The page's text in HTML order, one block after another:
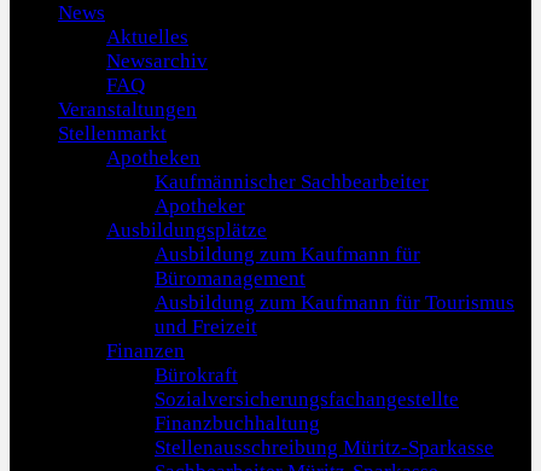
News
Aktuelles
Newsarchiv
FAQ
Veranstaltungen
Stellenmarkt
Apotheken
Kaufmännischer Sachbearbeiter
Apotheker
Ausbildungsplätze
Ausbildung zum Kaufmann für
Büromanagement
Ausbildung zum Kaufmann für Tourismus
und Freizeit
Finanzen
Bürokraft
Sozialversicherungsfachangestellte
Finanzbuchhaltung
Stellenausschreibung Müritz-Sparkasse